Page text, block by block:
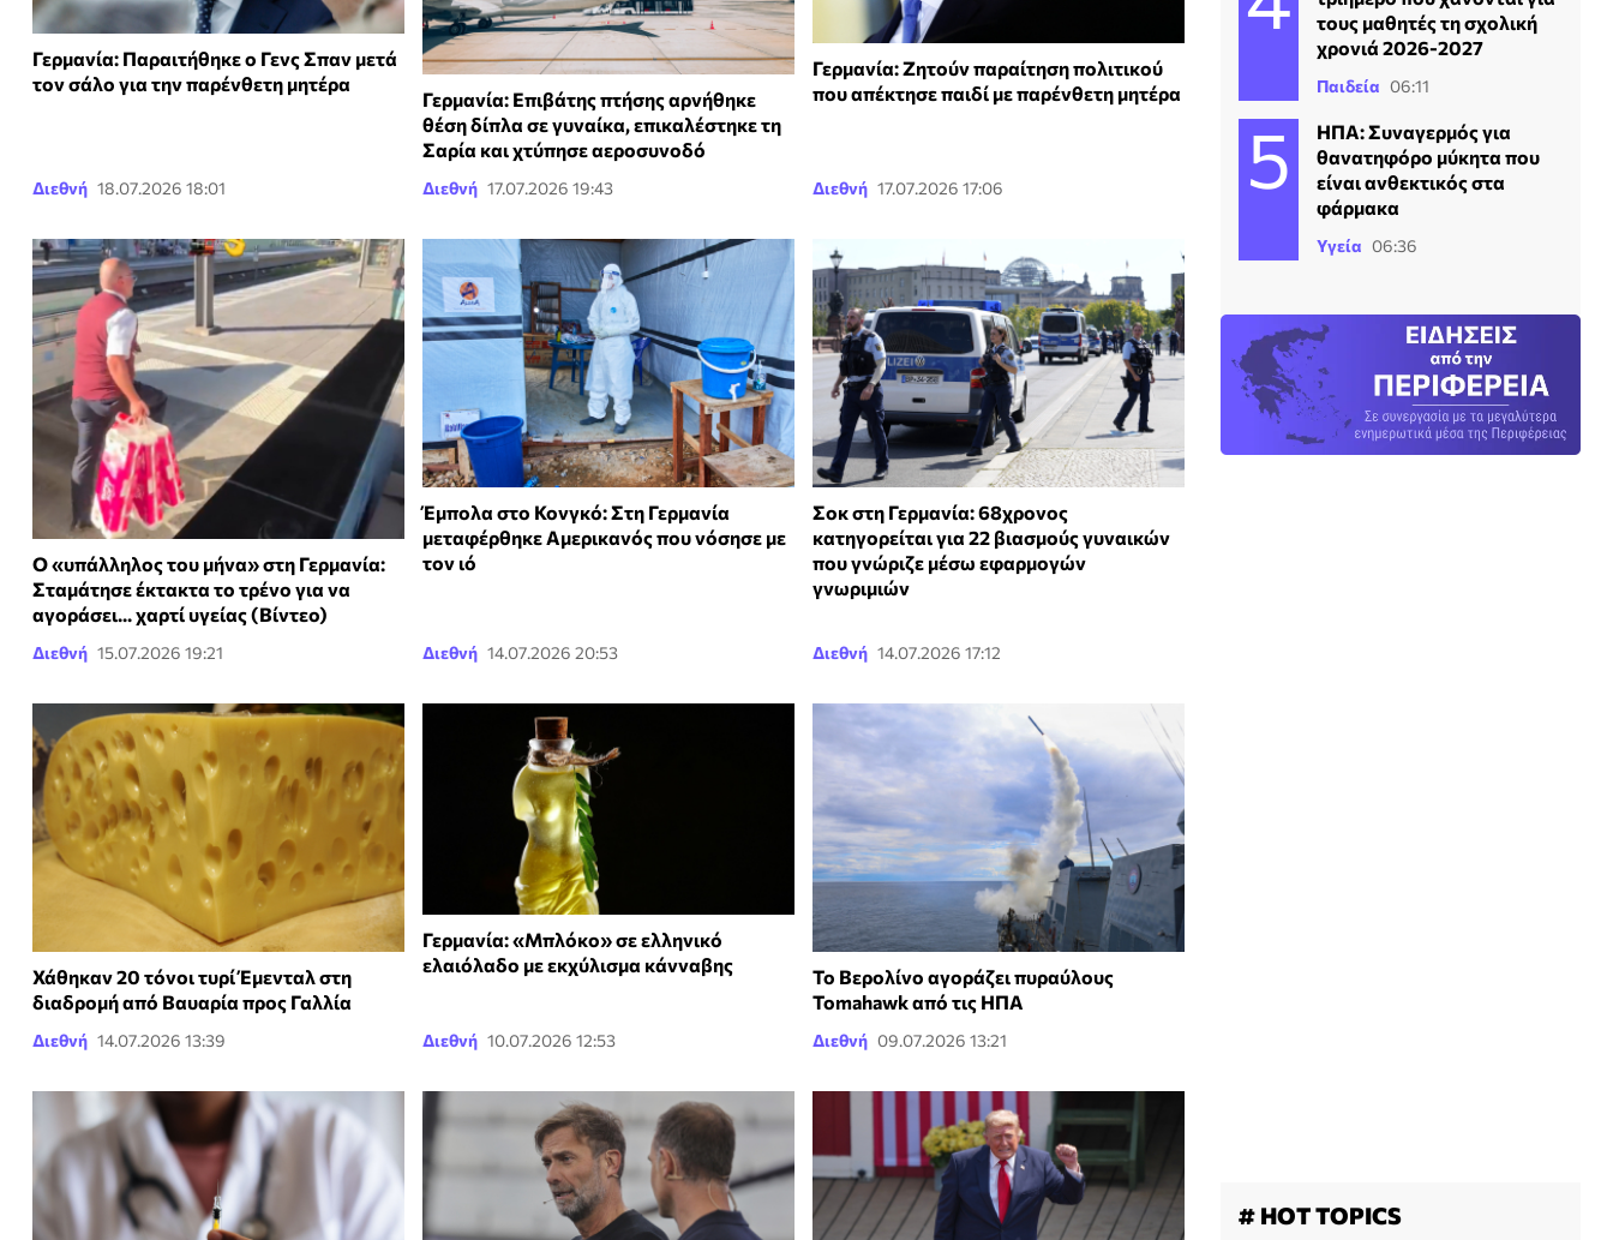
Γερμανία: Παραιτήθηκε ο Γενς Σπαν μετά
τον σάλο για την παρένθετη μητέρα
Διεθνή 18.07.2026 18:01
Γερμανία: Επιβάτης πτήσης αρνήθηκε
θέση δίπλα σε γυναίκα, επικαλέστηκε τη
Σαρία και χτύπησε αεροσυνοδό
Διεθνή 17.07.2026 19:43
Γερμανία: Ζητούν παραίτηση πολιτικού
που απέκτησε παιδί με παρένθετη μητέρα
Διεθνή 17.07.2026 17:06
Ο «υπάλληλος του μήνα» στη Γερμανία:
Σταμάτησε έκτακτα το τρένο για να
αγοράσει... χαρτί υγείας (Βίντεο)
Διεθνή 15.07.2026 19:21
Έμπολα στο Κονγκό: Στη Γερμανία
μεταφέρθηκε Αμερικανός που νόσησε με
τον ιό
Διεθνή 14.07.2026 20:53
Σοκ στη Γερμανία: 68χρονος
κατηγορείται για 22 βιασμούς γυναικών
που γνώριζε μέσω εφαρμογών
γνωριμιών
Διεθνή 14.07.2026 17:12
Χάθηκαν 20 τόνοι τυρί Έμενταλ στη
διαδρομή από Βαυαρία προς Γαλλία
Διεθνή 14.07.2026 13:39
Γερμανία: «Μπλόκο» σε ελληνικό
ελαιόλαδο με εκχύλισμα κάνναβης
Διεθνή 10.07.2026 12:53
Το Βερολίνο αγοράζει πυραύλους
Tomahawk από τις ΗΠΑ
Διεθνή 09.07.2026 13:21
τους μαθητές τη σχολική
χρονιά 2026-2027
Παιδεία 06:11
ΗΠΑ: Συναγερμός για
θανατηφόρο μύκητα που
είναι ανθεκτικός στα
φάρμακα
Υγεία 06:36
# HOT TOPICS